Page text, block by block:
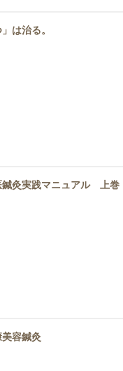
は治る。
鍼灸実践マニュアル 上巻
容鍼灸